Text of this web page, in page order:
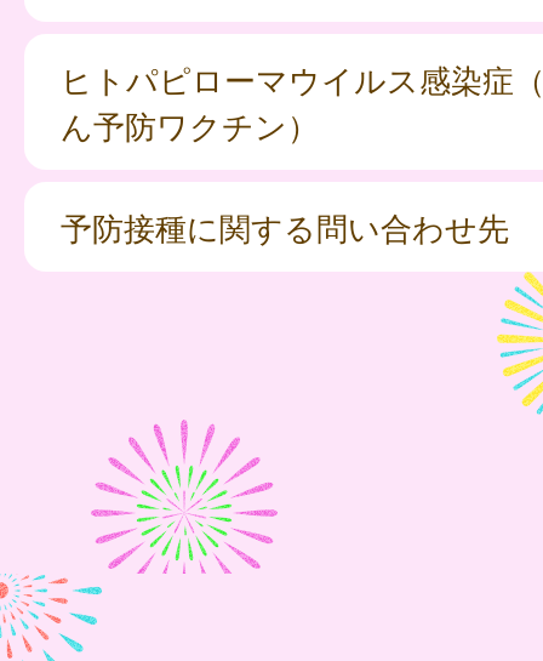
ヒトパピローマウイルス感染症
ん予防ワクチン）
予防接種に関する問い合わせ先